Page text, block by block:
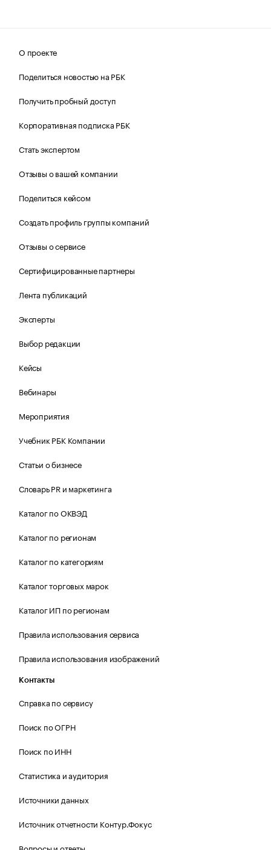
О проекте
Поделиться новостью на РБК
Получить пробный доступ
Корпоративная подписка РБК
Стать экспертом
Отзывы о вашей компании
Поделиться кейсом
Создать профиль группы компаний
Отзывы о сервисе
Сертифицированные партнеры
Лента публикаций
Эксперты
Выбор редакции
Кейсы
Вебинары
Мероприятия
Учебник РБК Компании
Статьи о бизнесе
Словарь PR и маркетинга
Каталог по ОКВЭД
Каталог по регионам
Каталог по категориям
Каталог торговых марок
Каталог ИП по регионам
Правила использования сервиса
Правила использования изображений
Контакты
Справка по сервису
Поиск по ОГРН
Поиск по ИНН
Статистика и аудитория
Источники данных
Источник отчетности Контур.Фокус